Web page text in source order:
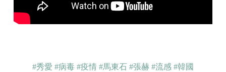
#秀愛 #病毒 #疫情 #馬東石 #張赫 #流感 #韓國